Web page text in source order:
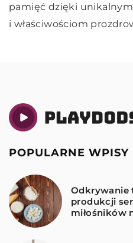
koncentrację podczas
studiach.
pamięć dzięki
i właściwościom
commerce, zwiększając
oszczędności.
POPULARNE WPISY
Odkrywanie
produkcji
miłośników